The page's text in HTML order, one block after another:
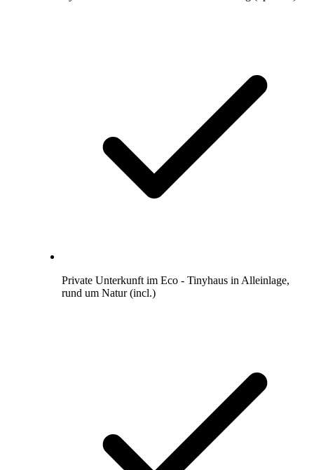
Private Unterkunft im Eco - Tinyhaus in Alleinlage,
rund um Natur (incl.)